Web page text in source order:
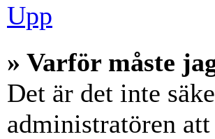
Upp
» Varför måste
Det är det inte
administratören